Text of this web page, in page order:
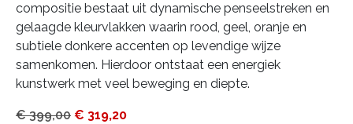
compositie bestaat uit dynamische penseelstreken en
gelaagde kleurvlakken waarin rood, geel, oranje en
subtiele donkere accenten op levendige wijze
samenkomen. Hierdoor ontstaat een energiek
kunstwerk met veel beweging en diepte.
€399,00 € 319,20